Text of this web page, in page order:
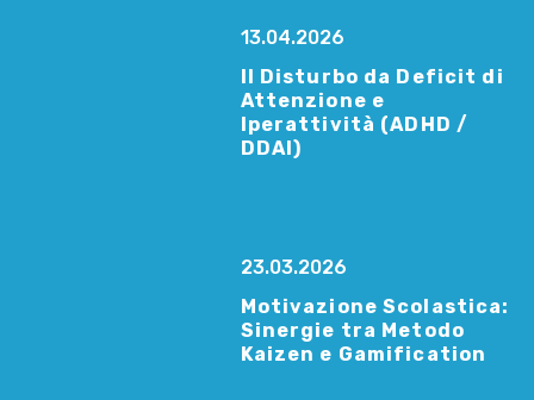
13.04.2026
Il Disturbo da Deficit di
Attenzione e
Iperattività (ADHD /
DDAI)
23.03.2026
Motivazione Scolastica:
Sinergie tra Metodo
Kaizen e Gamification